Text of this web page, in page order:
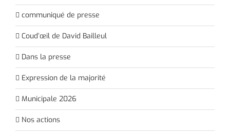
communiqué de presse
Coud’œil de David Bailleul
Dans la presse
Expression de la majorité
Municipale 2026
Nos actions